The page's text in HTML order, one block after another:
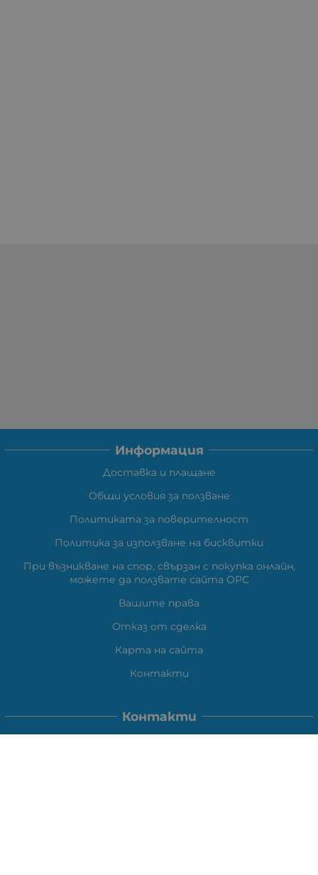
Информация
Доставка и плащане
Общи условия за ползване
Политиката за поверителност
Политика за използване на бисквитки
При възникване на спор, свързан с покупка онлайн,
можете да ползвате сайта ОРС
Вашите права
Отказ от сделка
Карта на сайта
Контакти
Контакти
ВЕЛИ ЕЛЕКТРОНИК ЕООД